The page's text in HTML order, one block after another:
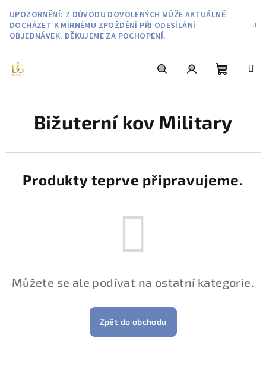
obsah
UPOZORNĚNÍ: Z DŮVODU DOVOLENÝCH MŮŽE AKTUÁLNĚ
DOCHÁZET K MÍRNÉMU ZPOŽDĚNÍ PŘI ODESÍLÁNÍ
OBJEDNÁVEK. DĚKUJEME ZA POCHOPENÍ.
košík
Bižuterní kov Military
Produkty teprve připravujeme.
Můžete se ale podívat na ostatní kategorie.
Zpět do obchodu